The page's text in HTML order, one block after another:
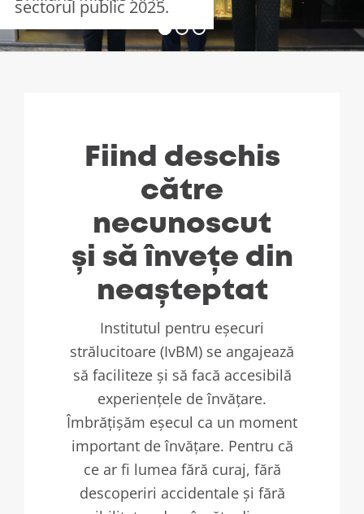
sectorul public 2025.
Fiind deschis
către
necunoscut
și să învețe din
neașteptat
Institutul pentru eșecuri
strălucitoare (IvBM) se angajează
să faciliteze și să facă accesibilă
experiențele de învățare.
Îmbrățișăm eșecul ca un moment
important de învățare. Pentru că
ce ar fi lumea fără curaj, fără
descoperiri accidentale și fără